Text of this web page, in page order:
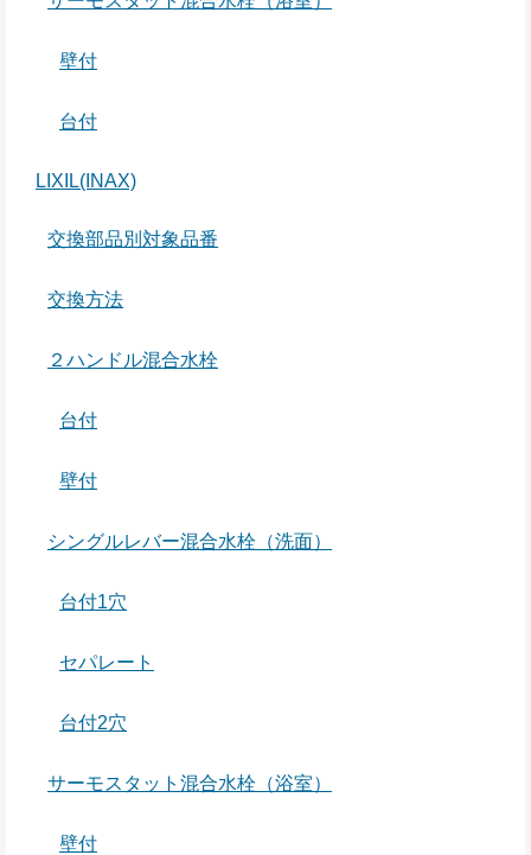
壁付
台付
LIXIL(INAX)
交換部品別対象品番
交換方法
２ハンドル混合水栓
台付
壁付
シングルレバー混合水栓（洗面）
台付1穴
セパレート
台付2穴
サーモスタット混合水栓（浴室）
壁付